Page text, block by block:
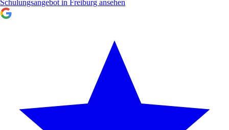
Schulungsangebot in Freiburg ansehen